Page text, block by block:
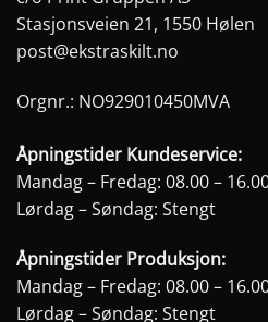
Stasjonsveien 21, 1550 Hølen
post@ekstraskilt.no
Orgnr.: NO929010450MVA
Åpningstider Kundeservice:
Mandag – Fredag: 08.00 –
Lørdag – Søndag: Stengt
Åpningstider Produksjon:
Mandag – Fredag: 08.00 –
Lørdag – Søndag: Stengt